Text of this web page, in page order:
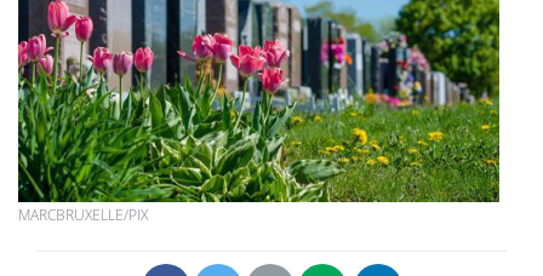
MARCBRUXELLE/PIX